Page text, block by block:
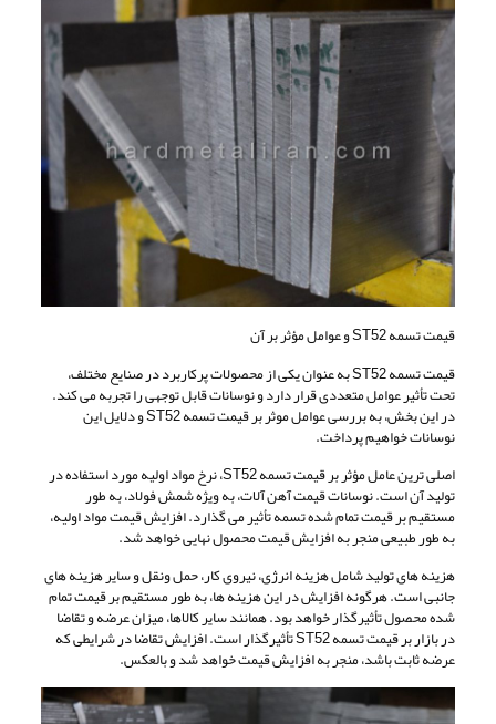
قیمت تسمه ST52 و عوامل مؤثر بر آن
قیمت تسمه ST52 به عنوان یکی از محصولات پرکاربرد در صنایع مختلف،
تحت تأثیر عوامل متعددی قرار دارد و نوسانات قابل توجهی را تجربه می کند.
در این بخش، به بررسی عوامل موثر بر قیمت تسمه ST52 و دلایل این
نوسانات خواهیم پرداخت.
اصلی ترین عامل مؤثر بر قیمت تسمه ST52، نرخ مواد اولیه مورد استفاده در
تولید آن است. نوسانات قیمت آهن آلات، به ویژه شمش فولاد، به طور
مستقیم بر قیمت تمام شده تسمه تأثیر می گذارد. افزایش قیمت مواد اولیه،
به طور طبیعی منجر به افزایش قیمت محصول نهایی خواهد شد.
هزینه های تولید شامل هزینه انرژی، نیروی کار، حمل ونقل و سایر هزینه های
جانبی است. هرگونه افزایش در این هزینه ها، به طور مستقیم بر قیمت تمام
شده محصول تأثیرگذار خواهد بود. همانند سایر کالاها، میزان عرضه و تقاضا
در بازار بر قیمت تسمه ST52 تأثیرگذار است. افزایش تقاضا در شرایطی که
عرضه ثابت باشد، منجر به افزایش قیمت خواهد شد و بالعکس.